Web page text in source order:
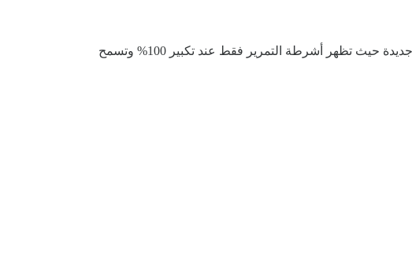
شكراً جزيلاً كريس! مع إضافة هذا الإصلاح إلى مكون سمة مخصص، أصبح الأمر أفضل بكثير الآن. هناك مشكلة جديدة حيث تظهر أشرطة التمرير فقط عند تكبير 100% وتسمح